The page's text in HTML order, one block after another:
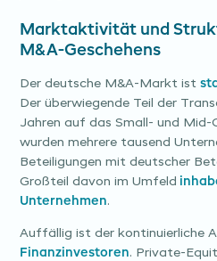
Marktaktivität und
M&A-Geschehens
Der deutsche M&A-Markt ist
Der überwiegende Teil der
Jahren auf das Small- und
wurden mehrere tausend
Beteiligungen mit deutscher
Großteil davon im Umfeld
Unternehmen.
Auffällig ist der kontinuierliche
Finanzinvestoren. Private-